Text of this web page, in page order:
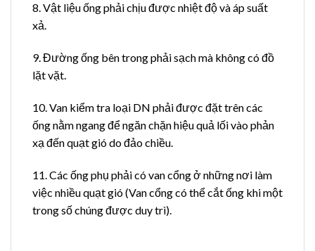
8. Vật liệu ống phải chịu được nhiệt độ và áp suất
xả.
9. Đường ống bên trong phải sạch mà không có đồ
lặt vặt.
10. Van kiểm tra loại DN phải được đặt trên các
ống nằm ngang để ngăn chặn hiệu quả lối vào phản
xạ đến quạt gió do đảo chiều.
11. Các ống phụ phải có van cổng ở những nơi làm
việc nhiều quạt gió (Van cổng có thể cắt ống khi một
trong số chúng được duy trì).